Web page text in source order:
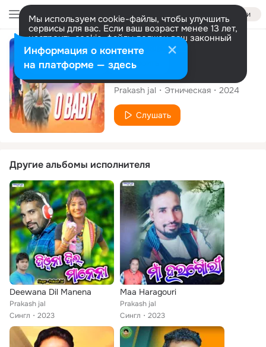
Войти
Мы используем cookie-файлы, чтобы улучшить
сервисы для вас. Если ваш возраст менее 13 лет,
настроить cookie-файлы должен ваш законный
представитель. Больше информации
Разрешить все Настроить
Сингл
O Baby
Prakash jal Этническая 2024
Слушать
Другие альбомы исполнителя
Deewana Dil Manena
Prakash jal
Сингл
2023
Maa Haragouri
Prakash jal
Сингл
2023
Информация о контенте
на платформе — здесь